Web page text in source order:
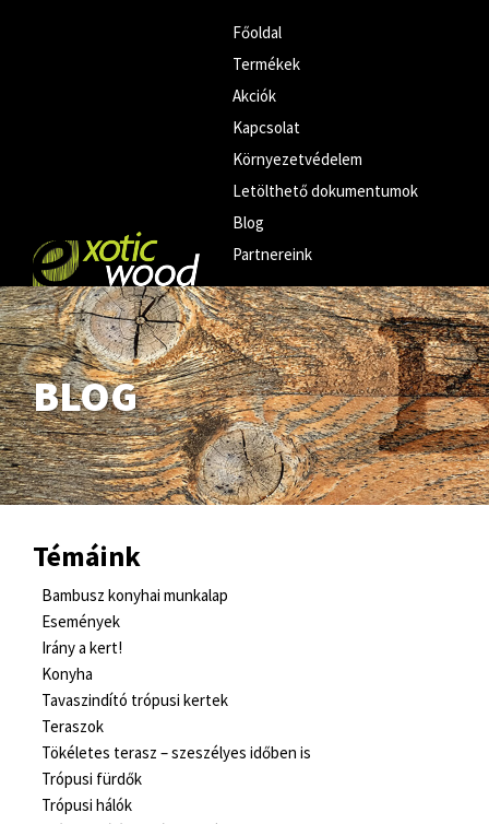
Főoldal
Termékek
Akciók
Kapcsolat
Környezetvédelem
Letölthető dokumentumok
Blog
Partnereink
BLOG
Témáink
Bambusz konyhai munkalap
Események
Irány a kert!
Konyha
Tavaszindító trópusi kertek
Teraszok
Tökéletes terasz – szeszélyes időben is
Trópusi fürdők
Trópusi hálók